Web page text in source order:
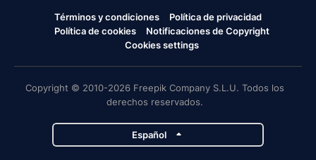
Términos y condiciones
Política de privacidad
Política de cookies
Notificaciones de Copyright
Cookies settings
Copyright © 2010-2026 Freepik Company S.L.U. Todos los
derechos reservados.
Español